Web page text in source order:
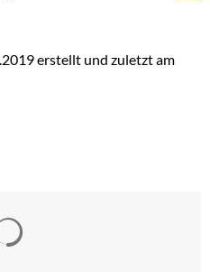
erstellt und zuletzt am